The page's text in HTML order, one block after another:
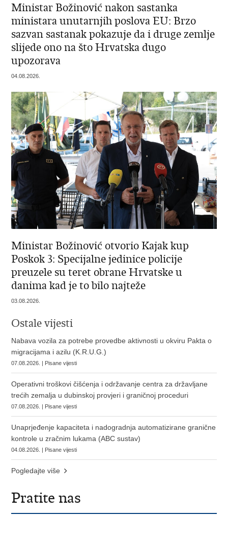
Ministar Božinović nakon sastanka
ministara unutarnjih poslova EU: Brzo
sazvan sastanak pokazuje da i druge zemlje
slijede ono na što Hrvatska dugo
upozorava
04.08.2026.
Ministar Božinović otvorio Kajak kup
Poskok 3: Specijalne jedinice policije
preuzele su teret obrane Hrvatske u
danima kad je to bilo najteže
03.08.2026.
Ostale vijesti
Nabava vozila za potrebe provedbe aktivnosti u okviru Pakta o
migracijama i azilu (K.R.U.G.)
07.08.2026. | Pisane vijesti
Operativni troškovi čišćenja i održavanje centra za državljane
trećih zemalja u dubinskoj provjeri i graničnoj proceduri
07.08.2026. | Pisane vijesti
Unaprjeđenje kapaciteta i nadogradnja automatizirane granične
kontrole u zračnim lukama (ABC sustav)
04.08.2026. | Pisane vijesti
Pogledajte više
Pratite nas